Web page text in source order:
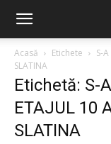
Acasă Etichete
S-
SLATINA
Etichetă: S-
ETAJUL 10
SLATINA